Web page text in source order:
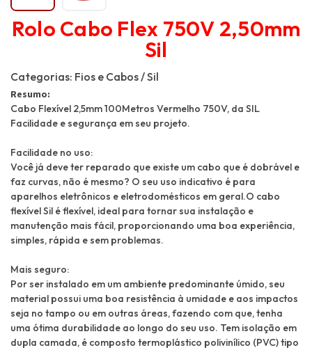
Rolo Cabo Flex 750V 2,50mm
Sil
Categorias: Fios e Cabos/Sil
Resumo:
Cabo Flexível 2,5mm 100Metros Vermelho 750V, da SIL
Facilidade e segurança em seu projeto.
Facilidade no uso:
Você já deve ter reparado que existe um cabo que é dobrável e
faz curvas, não é mesmo? O seu uso indicativo é para
aparelhos eletrônicos e eletrodomésticos em geral.O cabo
flexível Sil é flexível, ideal para tornar sua instalação e
manutenção mais fácil, proporcionando uma boa experiência,
simples, rápida e sem problemas.
Mais seguro:
Por ser instalado em um ambiente predominante úmido, seu
material possui uma boa resistência à umidade e aos impactos
seja no tampo ou em outras áreas, fazendo com que, tenha
uma ótima durabilidade ao longo do seu uso. Tem isolação em
dupla camada, é composto termoplástico polivinílico (PVC) tipo